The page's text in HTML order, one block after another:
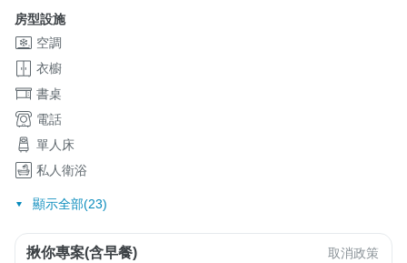
房型設施
空調
衣櫥
書桌
電話
單人床
私人衛浴
顯示全部(23)
揪你專案(含早餐) 取消政策